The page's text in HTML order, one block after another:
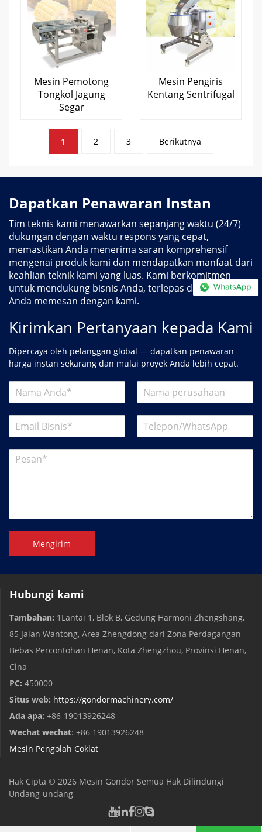
Mesin Pemotong
Tongkol Jagung
Segar
Mesin Pengiris
Kentang Sentrifugal
1 2 3 Berikutnya
Dapatkan Penawaran Instan
Tim teknis kami menawarkan sepanjang waktu (24/7)
dukungan dengan waktu respons yang cepat,
memastikan Anda menerima saran komprehensif
mengenai produk kami dan mendapatkan manfaat dari
keahlian teknik kami yang luas. Kami berkomitmen
untuk mendukung bisnis Anda, terlepas dari apakah
Anda memesan dengan kami.
Kirimkan Pertanyaan kepada Kami
Dipercaya oleh pelanggan global — dapatkan penawaran
harga instan sekarang dan mulai proyek Anda lebih cepat.
Mengirim
Hubungi kami
Tambahan: 1Lantai 1, Blok B, Gedung Harmoni Zhengshang,
85 Jalan Wantong, Area Zhengdong dari Zona Perdagangan
Bebas Percontohan Henan, Kota Zhengzhou, Provinsi Henan,
Cina
PC: 450000
Situs web: https://gondormachinery.com/
Ada apa: +86-19013926248
Wechat wechat: +86 19013926248
Mesin Pengolah Coklat
Hak Cipta © 2026 Mesin Gondor Semua Hak Dilindungi
Undang-undang